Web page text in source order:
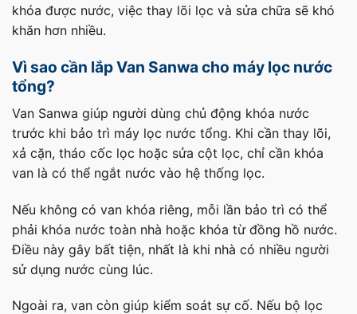
khóa được nước, việc thay lõi lọc và sửa chữa sẽ khó
khăn hơn nhiều.
Vì sao cần lắp Van Sanwa cho máy lọc nước
tổng?
Van Sanwa giúp người dùng chủ động khóa nước
trước khi bảo trì máy lọc nước tổng. Khi cần thay lõi,
xả cặn, tháo cốc lọc hoặc sửa cột lọc, chỉ cần khóa
van là có thể ngắt nước vào hệ thống lọc.
Nếu không có van khóa riêng, mỗi lần bảo trì có thể
phải khóa nước toàn nhà hoặc khóa từ đồng hồ nước.
Điều này gây bất tiện, nhất là khi nhà có nhiều người
sử dụng nước cùng lúc.
Ngoài ra, van còn giúp kiểm soát sự cố. Nếu bộ lọc